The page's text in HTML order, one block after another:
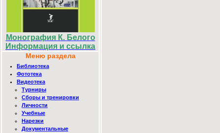
Монография К. Белого
Информация и ссылка
Меню раздела
Библиотека
Фототека
Видеотека
Турниры
Сборы и тренировки
Личности
Учебные
Нарезки
Документальные